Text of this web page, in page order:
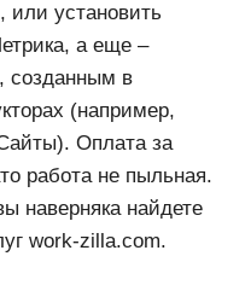
или установить
а еще –
созданным в
(например,
Оплата за
работа не пыльная.
наверняка найдете
work-zilla.com.